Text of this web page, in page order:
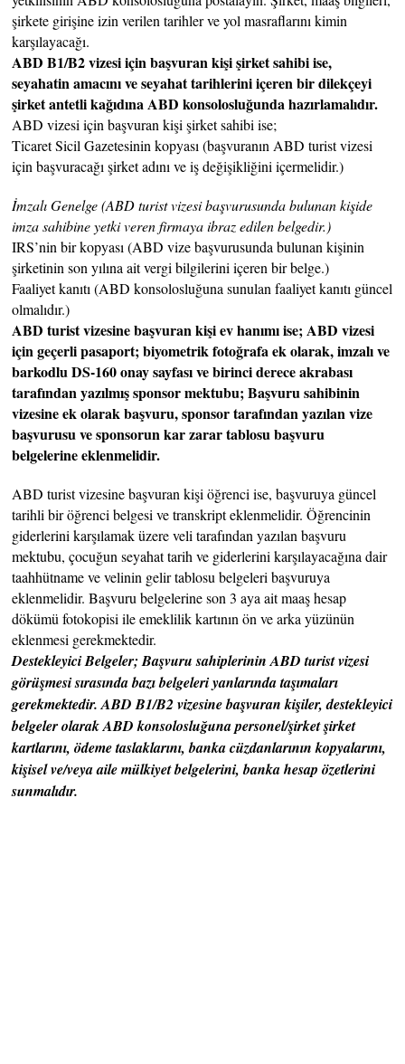
şirkete girişine izin verilen tarihler ve yol masraflarını kimin
karşılayacağı.
ABD B1/B2 vizesi için başvuran kişi şirket sahibi ise,
seyahatin amacını ve seyahat tarihlerini içeren bir dilekçeyi
şirket antetli kağıdına ABD konsolosluğunda hazırlamalıdır.
ABD vizesi için başvuran kişi şirket sahibi ise;
Ticaret Sicil Gazetesinin kopyası (başvuranın ABD turist vizesi
için başvuracağı şirket adını ve iş değişikliğini içermelidir.)
İmzalı Genelge (ABD turist vizesi başvurusunda bulunan kişide
imza sahibine yetki veren firmaya ibraz edilen belgedir.)
IRS’nin bir kopyası (ABD vize başvurusunda bulunan kişinin
şirketinin son yılına ait vergi bilgilerini içeren bir belge.)
Faaliyet kanıtı (ABD konsolosluğuna sunulan faaliyet kanıtı güncel
olmalıdır.)
ABD turist vizesine başvuran kişi ev hanımı ise; ABD vizesi
için geçerli pasaport; biyometrik fotoğrafa ek olarak, imzalı ve
barkodlu DS-160 onay sayfası ve birinci derece akrabası
tarafından yazılmış sponsor mektubu; Başvuru sahibinin
vizesine ek olarak başvuru, sponsor tarafından yazılan vize
başvurusu ve sponsorun kar zarar tablosu başvuru
belgelerine eklenmelidir.
ABD turist vizesine başvuran kişi öğrenci ise, başvuruya güncel
tarihli bir öğrenci belgesi ve transkript eklenmelidir. Öğrencinin
giderlerini karşılamak üzere veli tarafından yazılan başvuru
mektubu, çocuğun seyahat tarih ve giderlerini karşılayacağına dair
taahhütname ve velinin gelir tablosu belgeleri başvuruya
eklenmelidir. Başvuru belgelerine son 3 aya ait maaş hesap
dökümü fotokopisi ile emeklilik kartının ön ve arka yüzünün
eklenmesi gerekmektedir.
Destekleyici Belgeler; Başvuru sahiplerinin ABD turist vizesi
görüşmesi sırasında bazı belgeleri yanlarında taşımaları
gerekmektedir. ABD B1/B2 vizesine başvuran kişiler, destekleyici
belgeler olarak ABD konsolosluğuna personel/şirket şirket
kartlarını, ödeme taslaklarını, banka cüzdanlarının kopyalarını,
kişisel ve/veya aile mülkiyet belgelerini, banka hesap özetlerini
sunmalıdır.